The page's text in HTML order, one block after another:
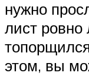
нужно
лист ровно
этом, вы